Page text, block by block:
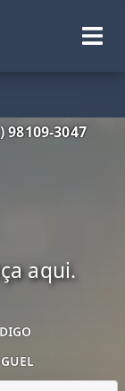
98109-3047
aqui.